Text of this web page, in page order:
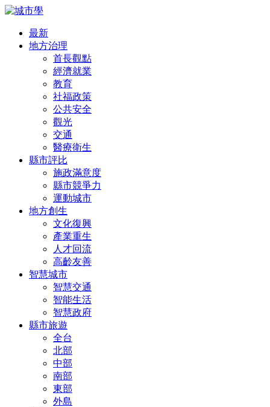
最新
地方治理
首長觀點
經濟就業
教育
社福政策
公共安全
觀光
交通
醫療衛生
縣市評比
施政滿意度
縣市競爭力
運動城市
地方創生
文化復興
產業重生
人才回流
高齡友善
智慧城市
智慧交通
智能生活
智慧政府
縣市旅遊
全台
北部
中部
南部
東部
外島